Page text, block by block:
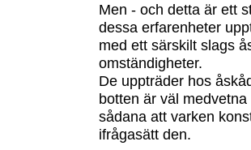
Men - och detta är ett
dessa erfarenheter
med ett särskilt slags
omständigheter.
De uppträder hos
botten är väl
sådana att varken
ifrågasätt den.